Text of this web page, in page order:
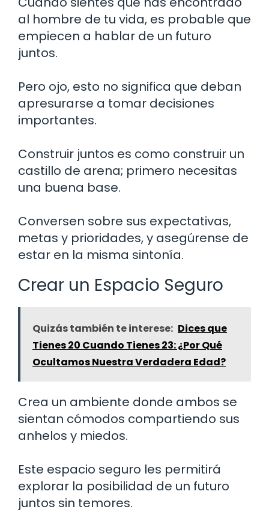
al hombre de tu vida, es probable que
empiecen a hablar de un futuro
juntos.
Pero ojo, esto no significa que deban
apresurarse a tomar decisiones
importantes.
Construir juntos es como construir un
castillo de arena; primero necesitas
una buena base.
Conversen sobre sus expectativas,
metas y prioridades, y asegúrense de
estar en la misma sintonía.
Crear un Espacio Seguro
Quizás también te interese: Dices que
Tienes 20 Cuando Tienes 23: ¿Por Qué
Ocultamos Nuestra Verdadera Edad?
Crea un ambiente donde ambos se
sientan cómodos compartiendo sus
anhelos y miedos.
Este espacio seguro les permitirá
explorar la posibilidad de un futuro
juntos sin temores.